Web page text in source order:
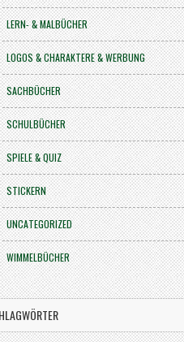
LERN- & MALBÜCHER
LOGOS & CHARAKTERE & WERBUNG
SACHBÜCHER
SCHULBÜCHER
SPIELE & QUIZ
STICKERN
UNCATEGORIZED
WIMMELBÜCHER